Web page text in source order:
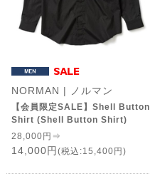
NORMAN | ノルマン
【会員限定SALE】Shell Button
Shirt (Shell Button Shirt)
28,000円⇒
14,000円 (税込:15,400円)